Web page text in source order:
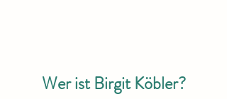
Wer ist Birgit Köbler?